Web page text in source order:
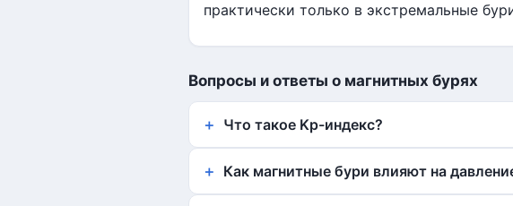
практически только в экстремальные
Вопросы и ответы о магнитных бурях
Что такое Kp-индекс?
Как магнитные бури влияют на